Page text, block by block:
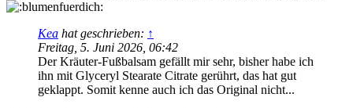
Kea hat geschrieben: ↑
Freitag, 5. Juni 2026, 06:42
Der Kräuter-Fußbalsam gefällt mir sehr, bisher habe ich
ihn mit Glyceryl Stearate Citrate gerührt, das hat gut
geklappt. Somit kenne auch ich das Original nicht...